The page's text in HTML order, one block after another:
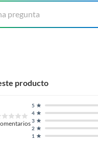
pregunta
producto
1
2
3
4
5